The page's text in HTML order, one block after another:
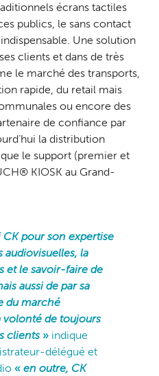
écrans tactiles
publics, le sans contact
Une solution
clients et dans de très
le marché des transports,
rapide, du retail mais
ou encore des
de confiance par
la distribution
le support (premier et
KIOSK au Grand-
pour son expertise
audiovisuelles, la
et le savoir-faire de
aussi de par sa
du marché
volonté de toujours
clients» indique
délégué et
«en outre, CK